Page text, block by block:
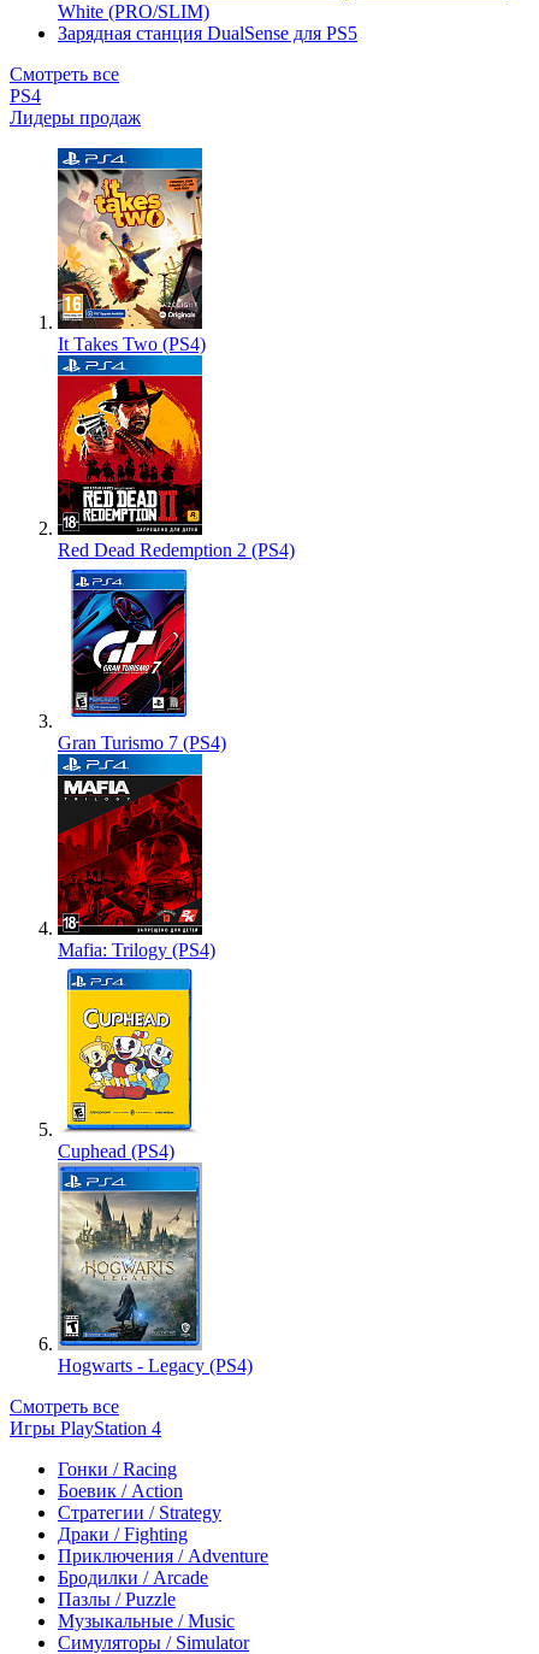
White (PRO/SLIM)
Зарядная станция DualSense для PS5
Смотреть все
PS4
Лидеры продаж
It Takes Two (PS4)
Red Dead Redemption 2 (PS4)
Gran Turismo 7 (PS4)
Mafia: Trilogy (PS4)
Cuphead (PS4)
Hogwarts - Legacy (PS4)
Смотреть все
Игры PlayStation 4
Гонки / Racing
Боевик / Action
Стратегии / Strategy
Драки / Fighting
Приключения / Adventure
Бродилки / Arcade
Пазлы / Puzzle
Музыкальные / Music
Симуляторы / Simulator